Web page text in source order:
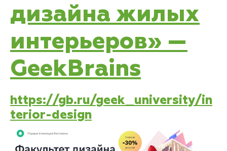
дизайна жилых
интерьеров» —
GeekBrains
https://gb.ru/geek_university/in
terior-design